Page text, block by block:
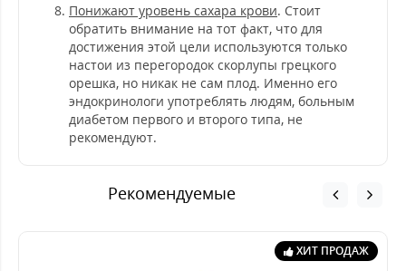
Понижают уровень сахара крови. Стоит
обратить внимание на тот факт, что для
достижения этой цели используются только
настои из перегородок скорлупы грецкого
орешка, но никак не сам плод. Именно его
эндокринологи употреблять людям, больным
диабетом первого и второго типа, не
рекомендуют.
Рекомендуемые
ХИТ ПРОДАЖ